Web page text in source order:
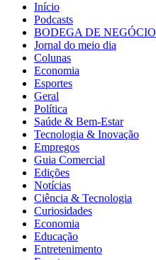
Início
Podcasts
BODEGA DE NEGÓCIO
Jornal do meio dia
Colunas
Economia
Esportes
Geral
Política
Saúde & Bem-Estar
Tecnologia & Inovação
Empregos
Guia Comercial
Edições
Notícias
Ciência & Tecnologia
Curiosidades
Economia
Educação
Entretenimento